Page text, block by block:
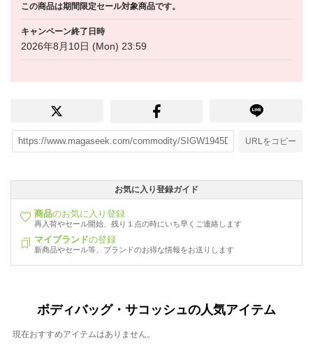
この商品は期間限定セール対象商品です。
キャンペーン終了日時
2026年8月10日 (Mon) 23:59
URLをコピー
お気に入り登録ガイド
商品のお気に入り登録
再入荷やセール開始、残り１点の時にいち早くご連絡します
マイブランドの登録
新商品やセール等、ブランドのお得な情報をお送りします
ボディバッグ・サコッシュの人気アイテム
現在おすすめアイテムはありません。